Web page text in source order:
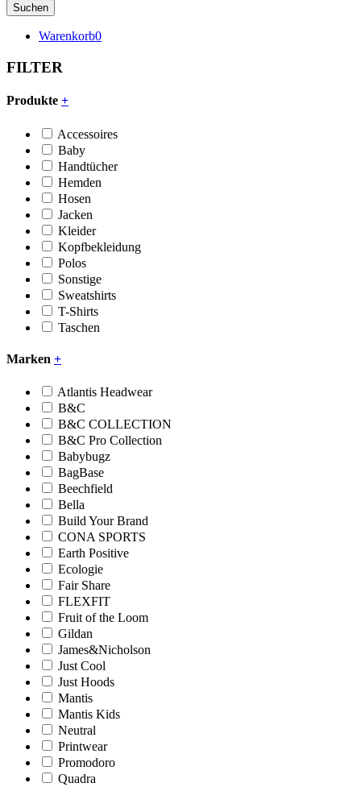
Warenkorb0
FILTER
Produkte +
Accessoires
Baby
Handtücher
Hemden
Hosen
Jacken
Kleider
Kopfbekleidung
Polos
Sonstige
Sweatshirts
T-Shirts
Taschen
Marken +
Atlantis Headwear
B&C
B&C COLLECTION
B&C Pro Collection
Babybugz
BagBase
Beechfield
Bella
Build Your Brand
CONA SPORTS
Earth Positive
Ecologie
Fair Share
FLEXFIT
Fruit of the Loom
Gildan
James&Nicholson
Just Cool
Just Hoods
Mantis
Mantis Kids
Neutral
Printwear
Promodoro
Quadra